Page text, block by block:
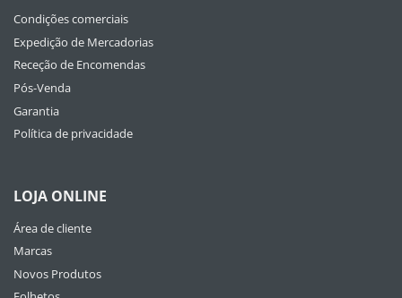
Condições comerciais
Expedição de Mercadorias
Receção de Encomendas
Pós-Venda
Garantia
Política de privacidade
LOJA ONLINE
Área de cliente
Marcas
Novos Produtos